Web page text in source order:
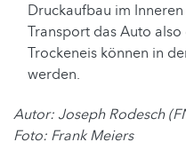
Druckaufbau im
Transport das Auto
Trockeneis können in
werden.
Autor: Joseph Rodesch
Foto: Frank Meiers